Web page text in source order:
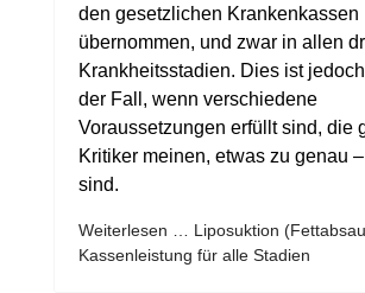
den gesetzlichen Krankenkassen
übernommen, und zwar in allen
Krankheitsstadien. Dies ist
der Fall, wenn verschiedene
Voraussetzungen erfüllt sind, die
Kritiker meinen, etwas zu genau
sind.
Weiterlesen … Liposuktion
Kassenleistung für alle Stadien